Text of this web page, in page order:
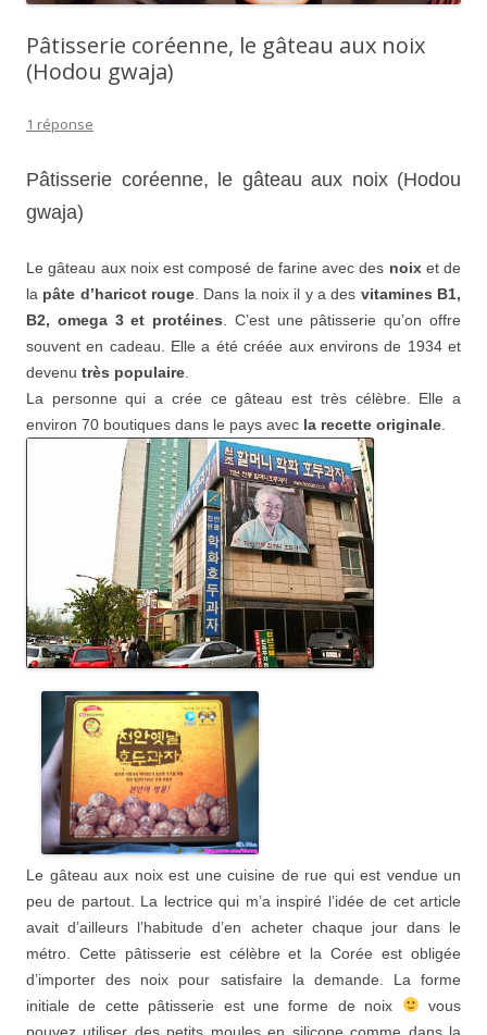
Pâtisserie coréenne, le gâteau aux noix
(Hodou gwaja)
1 réponse
Pâtisserie coréenne, le gâteau aux noix (Hodou
gwaja)
Le gâteau aux noix est composé de farine avec des noix et de
la pâte d’haricot rouge . Dans la noix il y a des vitamines B1,
B2, omega 3 et protéines . C’est une pâtisserie qu’on offre
souvent en cadeau. Elle a été créée aux environs de 1934 et
devenu très populaire
La personne qui a crée ce gâteau est très célèbre. Elle a
environ 70 boutiques dans le pays avec la recette originale
Le gâteau aux noix est une cuisine de rue qui est vendue un
peu de partout. La lectrice qui m’a inspiré l’idée de cet article
avait d’ailleurs l’habitude d’en acheter chaque jour dans le
métro. Cette pâtisserie est célèbre et la Corée est obligée
d’importer des noix pour satisfaire la demande. La forme
initiale de cette pâtisserie est une forme de noix
vous
pouvez utiliser des petits moules en silicone comme dans la